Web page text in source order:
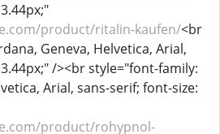
product/ritalin-kaufen/<br
Geneva, Helvetica, Arial,
/><br style="font-family:
Arial, sans-serif; font-size:
product/rohypnol-